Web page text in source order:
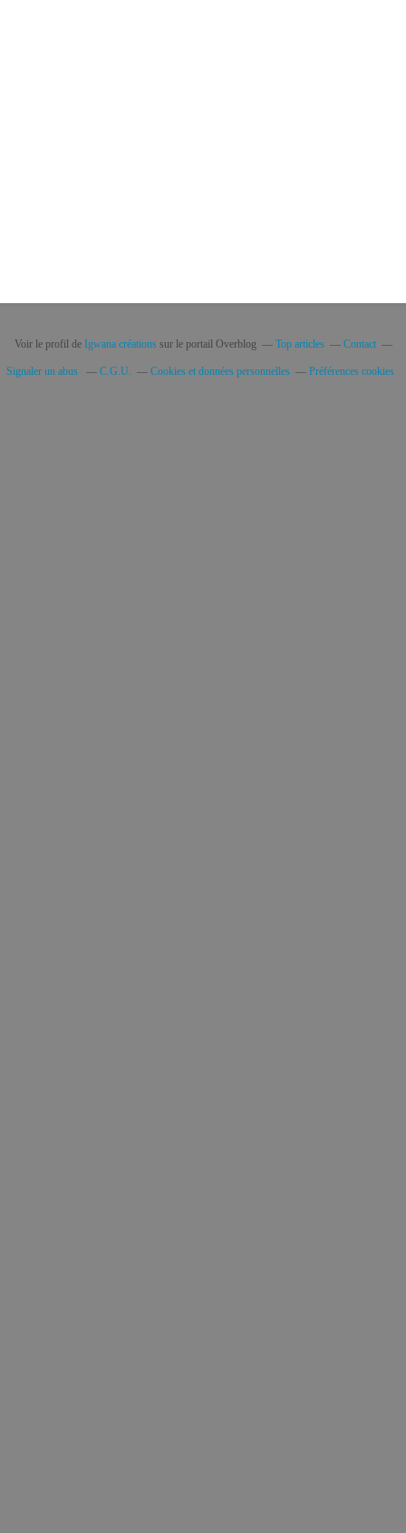
Voir le profil de Igwana créationssur le portail Overblog Top articles Contact
Signaler un abus C.G.U. Cookies et données personnelles Préférences cookies